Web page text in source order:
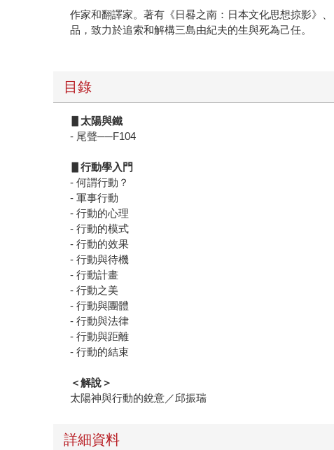
作家和翻譯家。著有《日晷之南：日本文化思想掠影》
品，致力於追索和解構三島由紀夫的生與死為己任。
目錄
太陽與鐵
- 尾聲──F104
▋行動學入門
- 何謂行動？
- 軍事行動
- 行動的心理
- 行動的模式
- 行動的效果
- 行動與待機
- 行動計畫
- 行動之美
- 行動與團體
- 行動與法律
- 行動與距離
- 行動的結束
＜解說＞
太陽神與行動的銳意／邱振瑞
詳細資料